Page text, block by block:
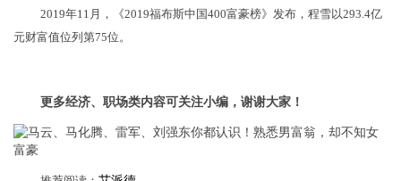
2019年11月，《2019福布斯中国400富豪榜》发布，程雪以293.4亿
元财富值位列第75位。
更多经济、职场类内容可关注小编，谢谢大家！